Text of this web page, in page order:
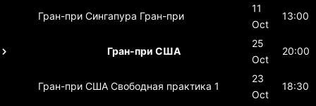
Гран-при Сингапура Гран-при
11
Oct
13:00
Гран-при США
25
Oct
20:00
Гран-при США Свободная практика 1
23
Oct
18:30